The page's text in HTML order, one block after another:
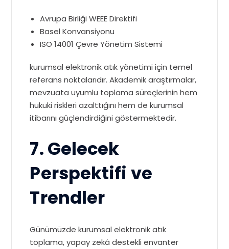
Avrupa Birliği WEEE Direktifi
Basel Konvansiyonu
ISO 14001 Çevre Yönetim Sistemi
kurumsal elektronik atık yönetimi için temel
referans noktalarıdır. Akademik araştırmalar,
mevzuata uyumlu toplama süreçlerinin hem
hukuki riskleri azalttığını hem de kurumsal
itibarını güçlendirdiğini göstermektedir.
7. Gelecek
Perspektifi ve
Trendler
Günümüzde kurumsal elektronik atık
toplama, yapay zekâ destekli envanter